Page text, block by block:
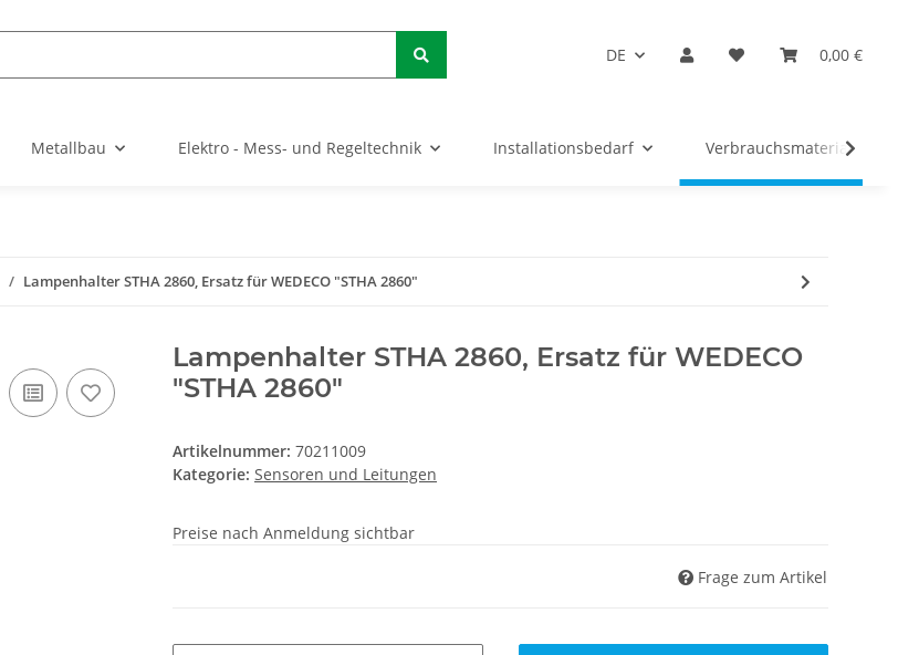
DE 0,00 €
Metallbau Elektro - Mess- und Regeltechnik Installationsbedarf Verbrauchsmaterialien
Lampenhalter STHA 2860, Ersatz für WEDECO "STHA 2860"
Lampenhalter STHA 2860, Ersatz für WEDECO
"STHA 2860"
Artikelnummer: 70211009
Kategorie: Sensoren und Leitungen
Preise nach Anmeldung sichtbar
Frage zum Artikel